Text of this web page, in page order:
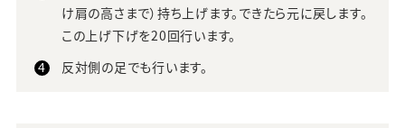
け肩の高さまで）持ち上げます。できたら元に戻します。
この上げ下げを20回行います。
反対側の足でも行います。